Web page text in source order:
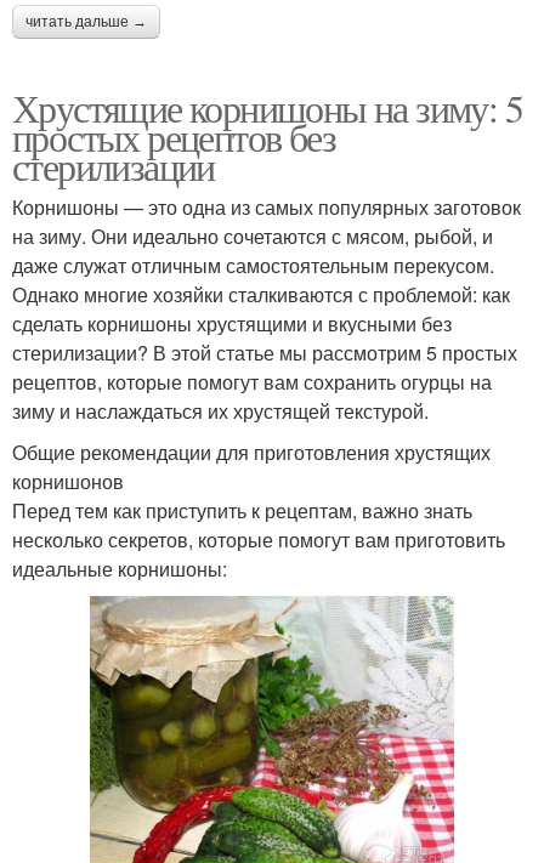
читать дальше →
Хрустящие корнишоны на зиму: 5
простых рецептов без
стерилизации
Корнишоны — это одна из самых популярных заготовок
на зиму. Они идеально сочетаются с мясом, рыбой, и
даже служат отличным самостоятельным перекусом.
Однако многие хозяйки сталкиваются с проблемой: как
сделать корнишоны хрустящими и вкусными без
стерилизации? В этой статье мы рассмотрим 5 простых
рецептов, которые помогут вам сохранить огурцы на
зиму и наслаждаться их хрустящей текстурой.
Общие рекомендации для приготовления хрустящих
корнишонов
Перед тем как приступить к рецептам, важно знать
несколько секретов, которые помогут вам приготовить
идеальные корнишоны: